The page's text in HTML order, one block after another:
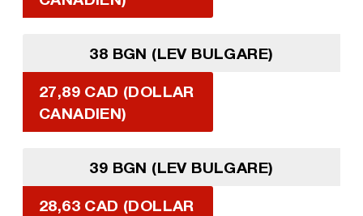
38 BGN (LEV BULGARE)
27,89 CAD (DOLLAR
CANADIEN)
39 BGN (LEV BULGARE)
28,63 CAD (DOLLAR